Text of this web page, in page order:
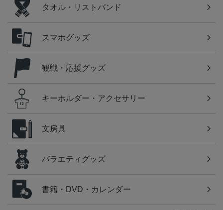
タオル・リストバンド
スマホグッズ
観戦・応援グッズ
キーホルダー・アクセサリー
文房具
バラエティグッズ
書籍・DVD・カレンダー